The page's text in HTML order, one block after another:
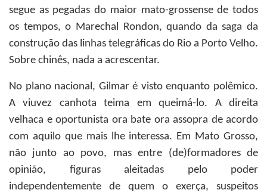
segue as pegadas do maior mato-grossense de todos
os tempos, o Marechal Rondon, quando da saga da
construção das linhas telegráficas do Rio a Porto Velho.
Sobre chinês, nada a acrescentar.
No plano nacional, Gilmar é visto enquanto polêmico.
A viuvez canhota teima em queimá-lo. A direita
velhaca e oportunista ora bate ora assopra de acordo
com aquilo que mais lhe interessa. Em Mato Grosso,
não junto ao povo, mas entre (de)formadores de
opinião, figuras aleitadas pelo poder
independentemente de quem o exerça, suspeitos